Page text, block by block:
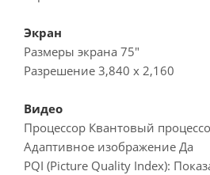
Экран
Размеры экрана 75"
Разрешение 3,840 x 2,160
Видео
Процессор Квантовый
Адаптивное изображение Да
PQI (Picture Quality Index):